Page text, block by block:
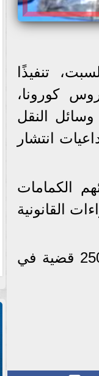
تنفيذًا
كورونا،
النقل
انتشار
لعدم ارتدائهم الكمامات
واتخاذ الإجراءات القانونية
كما تم تحرير 858 مخالفة للمحال التي لم تلتزم بقرار الغلق، وضبط 250 قضية في